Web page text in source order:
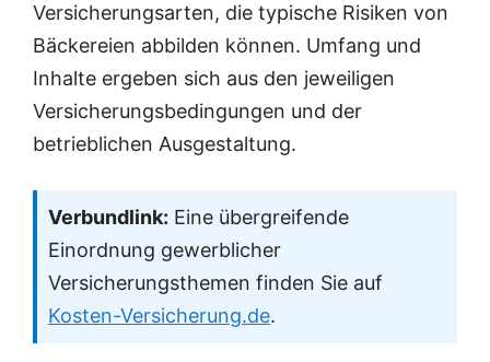
Versicherungsarten, die typische Risiken von
Bäckereien abbilden können. Umfang und
Inhalte ergeben sich aus den jeweiligen
Versicherungsbedingungen und der
betrieblichen Ausgestaltung.
Verbundlink: Eine übergreifende
Einordnung gewerblicher
Versicherungsthemen finden Sie auf
Kosten-Versicherung.de.